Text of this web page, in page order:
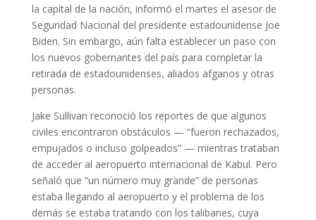
la capital de la nación, informó el martes el asesor de
Seguridad Nacional del presidente estadounidense Joe
Biden. Sin embargo, aún falta establecer un paso con
los nuevos gobernantes del país para completar la
retirada de estadounidenses, aliados afganos y otras
personas.
Jake Sullivan reconoció los reportes de que algunos
civiles encontraron obstáculos — “fueron rechazados,
empujados o incluso golpeados” — mientras trataban
de acceder al aeropuerto internacional de Kabul. Pero
señaló que “un número muy grande” de personas
estaba llegando al aeropuerto y el problema de los
demás se estaba tratando con los talibanes, cuya